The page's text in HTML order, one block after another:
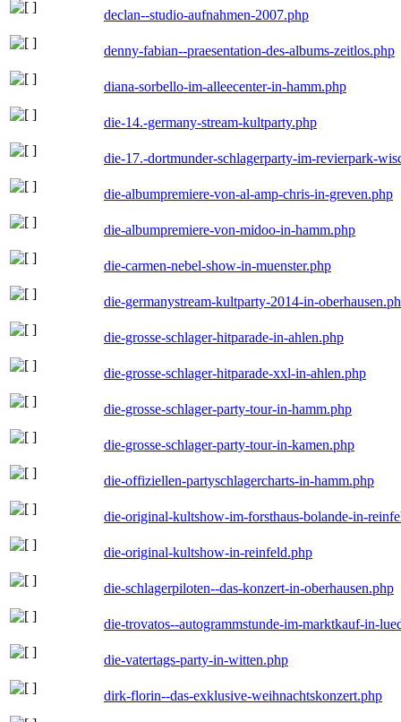
declan--studio-aufnahmen-2007.php
denny-fabian--praesentation-des-albums-zeitlos.php
diana-sorbello-im-alleecenter-in-hamm.php
die-14.-germany-stream-kultparty.php
die-17.-dortmunder-schlagerparty-im-revierpark-
die-albumpremiere-von-al-amp-chris-in-greven.php
die-albumpremiere-von-midoo-in-hamm.php
die-carmen-nebel-show-in-muenster.php
die-germanystream-kultparty-2014-in-
die-grosse-schlager-hitparade-in-ahlen.php
die-grosse-schlager-hitparade-xxl-in-ahlen.php
die-grosse-schlager-party-tour-in-hamm.php
die-grosse-schlager-party-tour-in-kamen.php
die-offiziellen-partyschlagercharts-in-hamm.php
die-original-kultshow-im-forsthaus-bolande-in-
die-original-kultshow-in-reinfeld.php
die-schlagerpiloten--das-konzert-in-oberhausen.php
die-trovatos--autogrammstunde-im-marktkauf-in-
die-vatertags-party-in-witten.php
dirk-florin--das-exklusive-weihnachtskonzert.php